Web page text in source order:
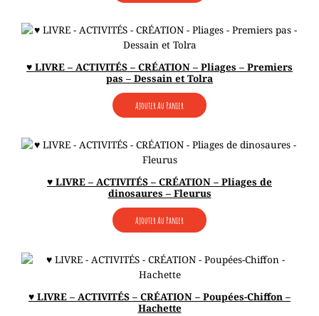
♥ LIVRE – ACTIVITÉS – CRÉATION – Pliages – Premiers
pas – Dessain et Tolra
Ajouter Au Panier
♥ LIVRE – ACTIVITÉS – CRÉATION – Pliages de
dinosaures – Fleurus
Ajouter Au Panier
♥ LIVRE – ACTIVITÉS – CRÉATION – Poupées-Chiffon –
Hachette